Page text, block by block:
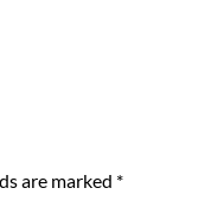
are marked *